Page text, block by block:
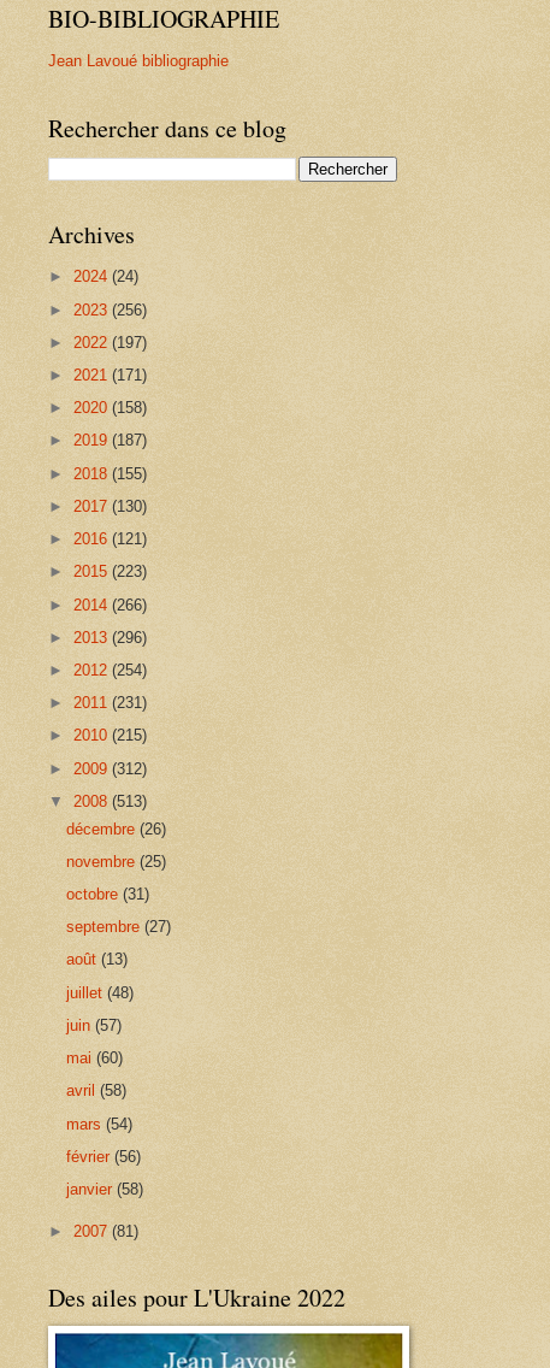
BIO-BIBLIOGRAPHIE
Jean Lavoué bibliographie
Rechercher dans ce blog
Archives
► 2024 (24)
► 2023 (256)
► 2022 (197)
► 2021 (171)
► 2020 (158)
► 2019 (187)
► 2018 (155)
► 2017 (130)
► 2016 (121)
► 2015 (223)
► 2014 (266)
► 2013 (296)
► 2012 (254)
► 2011 (231)
► 2010 (215)
► 2009 (312)
▼ 2008 (513)
décembre(26)
novembre(25)
octobre(31)
septembre(27)
août(13)
juillet(48)
juin(57)
mai(60)
avril(58)
mars(54)
février(56)
janvier(58)
► 2007 (81)
Des ailes pour L'Ukraine 2022